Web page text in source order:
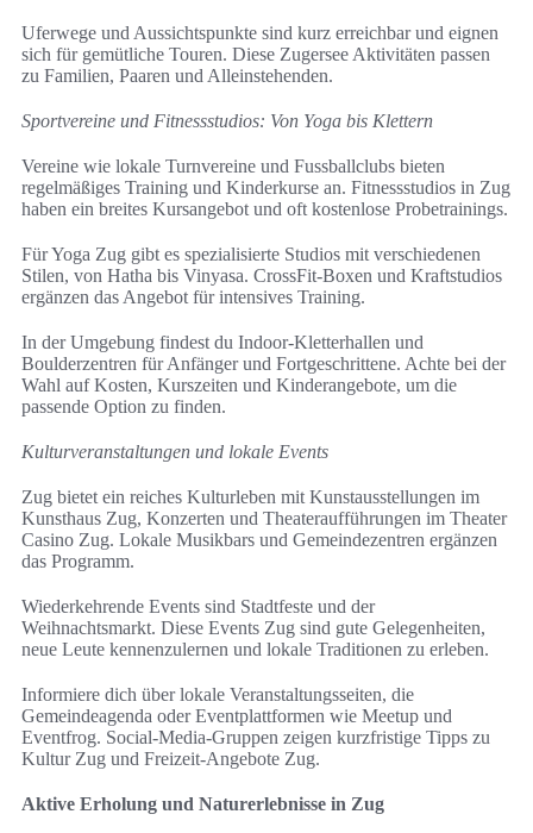
Uferwege und Aussichtspunkte sind kurz erreichbar und eignen
sich für gemütliche Touren. Diese Zugersee Aktivitäten passen
zu Familien, Paaren und Alleinstehenden.
Sportvereine und Fitnessstudios: Von Yoga bis Klettern
Vereine wie lokale Turnvereine und Fussballclubs bieten
regelmäßiges Training und Kinderkurse an. Fitnessstudios in Zug
haben ein breites Kursangebot und oft kostenlose Probetrainings.
Für Yoga Zug gibt es spezialisierte Studios mit verschiedenen
Stilen, von Hatha bis Vinyasa. CrossFit-Boxen und Kraftstudios
ergänzen das Angebot für intensives Training.
In der Umgebung findest du Indoor-Kletterhallen und
Boulderzentren für Anfänger und Fortgeschrittene. Achte bei der
Wahl auf Kosten, Kurszeiten und Kinderangebote, um die
passende Option zu finden.
Kulturveranstaltungen und lokale Events
Zug bietet ein reiches Kulturleben mit Kunstausstellungen im
Kunsthaus Zug, Konzerten und Theateraufführungen im Theater
Casino Zug. Lokale Musikbars und Gemeindezentren ergänzen
das Programm.
Wiederkehrende Events sind Stadtfeste und der
Weihnachtsmarkt. Diese Events Zug sind gute Gelegenheiten,
neue Leute kennenzulernen und lokale Traditionen zu erleben.
Informiere dich über lokale Veranstaltungsseiten, die
Gemeindeagenda oder Eventplattformen wie Meetup und
Eventfrog. Social-Media-Gruppen zeigen kurzfristige Tipps zu
Kultur Zug und Freizeit-Angebote Zug.
Aktive Erholung und Naturerlebnisse in Zug